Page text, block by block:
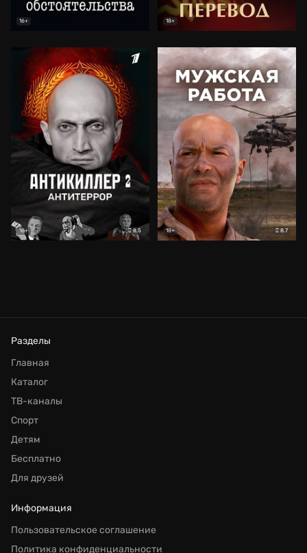
16+ 18+
18+ 8.5 18+ 8.7
Разделы
Главная
Каталог
ТВ-каналы
Спорт
Детям
Бесплатно
Для друзей
Информация
Пользовательское соглашение
Политика конфиденциальности